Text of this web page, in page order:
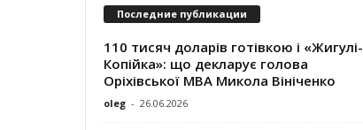
Последние публикации
110 тисяч доларів готівкою і «Жигулі-
Копійка»: що декларує голова
Оріхівської МВА Микола Вініченко
oleg - 26.06.2026